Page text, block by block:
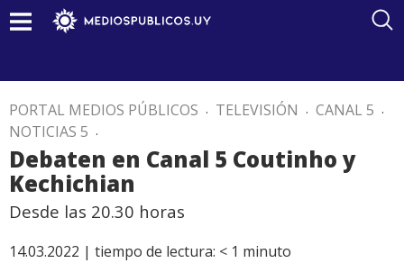
PORTAL MEDIOS PÚBLICOS . TELEVISIÓN . CANAL 5 .
NOTICIAS 5 .
Debaten en Canal 5 Coutinho y
Kechichian
Desde las 20.30 horas
14.03.2022 | tiempo de lectura: < 1 minuto